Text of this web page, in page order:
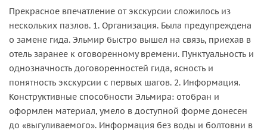
Прекрасное впечатление от экскурсии сложилось из
нескольких пазлов. 1. Организация. Была предупреждена
о замене гида. Эльмир быстро вышел на связь, приехав в
отель заранее к оговоренному времени. Пунктуальность и
однозначность договоренностей гида, ясность и
понятность экскурсии с первых шагов. 2. Информация.
Конструктивные способности Эльмира: отобран и
оформлен материал, умело в доступной форме донесен
до «выгуливаемого». Информация без воды и болтовни в